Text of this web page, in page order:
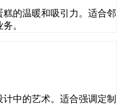
的温暖和吸引力。适合邻
。
中的艺术。适合强调定制